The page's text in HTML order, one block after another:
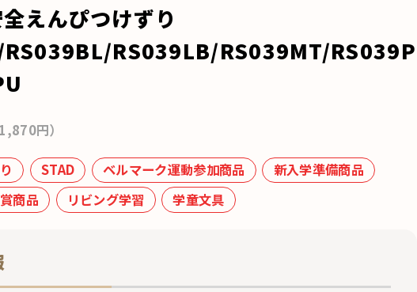
えんぴつけずり
RS039LB/RS039MT/RS039P
円）
STAD ベルマーク運動参加商品
新入学準備商品
商品 リビング学習 学童文具